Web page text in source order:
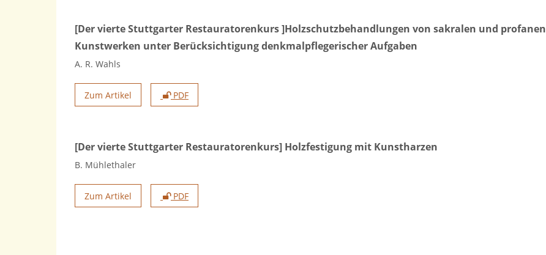
[Der vierte Stuttgarter Restauratorenkurs ]Holzschutzbehandlungen von sakralen und profanen
Kunstwerken unter Berücksichtigung denkmalpflegerischer Aufgaben
A. R. Wahls
Zum Artikel PDF
[Der vierte Stuttgarter Restauratorenkurs] Holzfestigung mit Kunstharzen
B. Mühlethaler
Zum Artikel PDF